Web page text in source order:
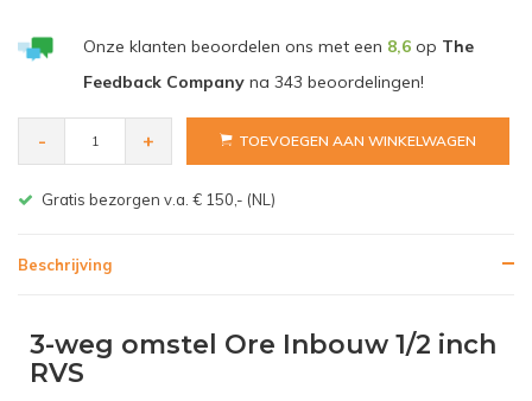
Onze klanten beoordelen ons met een 8,6op The
Feedback Companyna 343 beoordelingen!
- + TOEVOEGEN AAN WINKELWAGEN
Gratis bezorgen v.a. € 150,- (NL)
Beschrijving
3-weg omstel Ore Inbouw 1/2 inch
RVS